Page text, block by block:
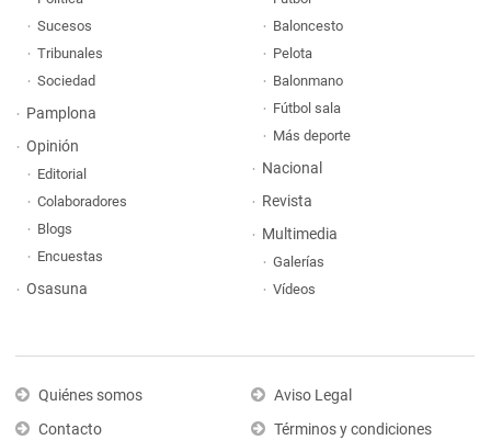
Sucesos
Tribunales
Sociedad
Pamplona
Opinión
Editorial
Colaboradores
Blogs
Encuestas
Osasuna
Baloncesto
Pelota
Balonmano
Fútbol sala
Más deporte
Nacional
Revista
Multimedia
Galerías
Vídeos
Quiénes somos
Contacto
Aviso Legal
Términos y condiciones